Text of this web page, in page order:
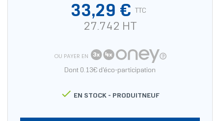
33,29 € TTC
27.742 HT
OU PAYER EN
Dont 0.13€ d'éco-participation
 EN STOCK - PRODUITNEUF